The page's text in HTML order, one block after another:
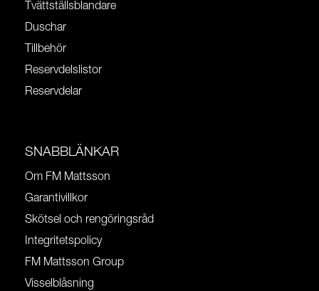
Tvättställsblandare
Duschar
Tillbehör
Reservdelslistor
Reservdelar
SNABBLÄNKAR
Om FM Mattsson
Garantivillkor
Skötsel och rengöringsråd
Integritetspolicy
FM Mattsson Group
Visselblåsning